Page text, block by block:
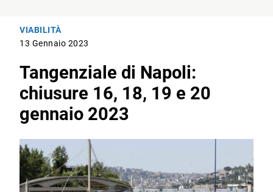
VIABILITÀ
13 Gennaio 2023
Tangenziale di Napoli:
chiusure 16, 18, 19 e 20
gennaio 2023